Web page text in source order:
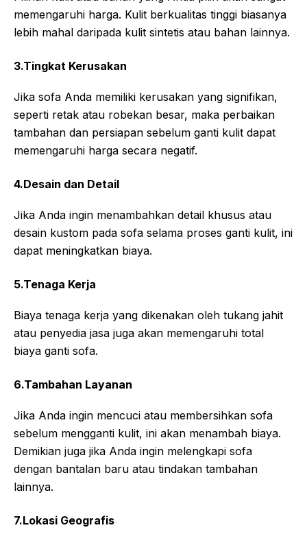
memengaruhi harga. Kulit berkualitas tinggi biasanya
lebih mahal daripada kulit sintetis atau bahan lainnya.
3.Tingkat Kerusakan
Jika sofa Anda memiliki kerusakan yang signifikan,
seperti retak atau robekan besar, maka perbaikan
tambahan dan persiapan sebelum ganti kulit dapat
memengaruhi harga secara negatif.
4.Desain dan Detail
Jika Anda ingin menambahkan detail khusus atau
desain kustom pada sofa selama proses ganti kulit, ini
dapat meningkatkan biaya.
5.Tenaga Kerja
Biaya tenaga kerja yang dikenakan oleh tukang jahit
atau penyedia jasa juga akan memengaruhi total
biaya ganti sofa.
6.Tambahan Layanan
Jika Anda ingin mencuci atau membersihkan sofa
sebelum mengganti kulit, ini akan menambah biaya.
Demikian juga jika Anda ingin melengkapi sofa
dengan bantalan baru atau tindakan tambahan
lainnya.
7.Lokasi Geografis